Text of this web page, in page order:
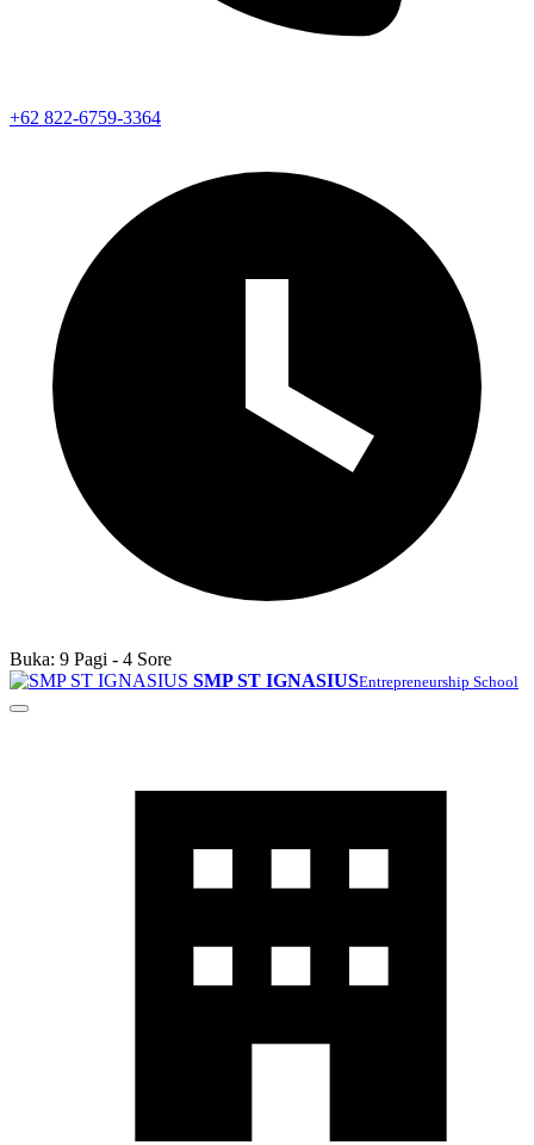
+62 822-6759-3364
Buka: 9 Pagi - 4 Sore
SMP ST IGNASIUSEntrepreneurship School
Buka/tutup